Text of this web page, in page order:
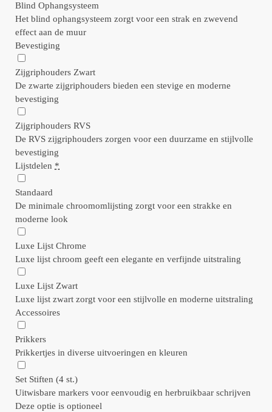
Blind Ophangsysteem
Het blind ophangsysteem zorgt voor een strak en zwevend
effect aan de muur
Bevestiging
Zijgriphouders Zwart
De zwarte zijgriphouders bieden een stevige en moderne
bevestiging
Zijgriphouders RVS
De RVS zijgriphouders zorgen voor een duurzame en stijlvolle
bevestiging
Lijstdelen *
Standaard
De minimale chroomomlijsting zorgt voor een strakke en
moderne look
Luxe Lijst Chrome
Luxe lijst chroom geeft een elegante en verfijnde uitstraling
Luxe Lijst Zwart
Luxe lijst zwart zorgt voor een stijlvolle en moderne uitstraling
Accessoires
Prikkers
Prikkertjes in diverse uitvoeringen en kleuren
Set Stiften (4 st.)
Uitwisbare markers voor eenvoudig en herbruikbaar schrijven
Deze optie is optioneel